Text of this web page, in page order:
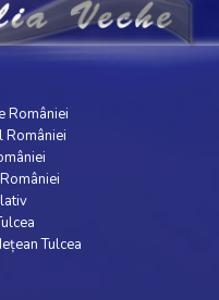
României
României
Tulcea